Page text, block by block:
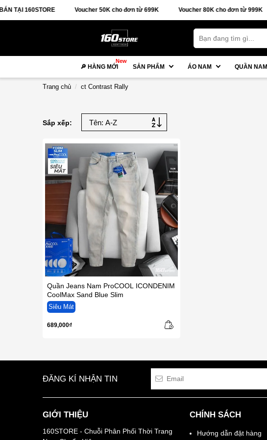
160STORE Voucher 50K cho đơn từ 699K Voucher 80K cho đơn từ 999K
🔎 HÀNG MỚI
New
SẢN PHẨM ÁO NAM QUẦN NAM
Trang chủ ct Contrast Rally
Sắp xếp:
Quần Jeans Nam ProCOOL ICONDENIM
CoolMax Sand Blue Slim
Siêu Mát
689,000₫
ĐĂNG KÍ NHẬN TIN
GIỚI THIỆU
160STORE - Chuỗi Phân Phối Thời Trang
CHÍNH SÁCH
Hướng dẫn đặt hàng